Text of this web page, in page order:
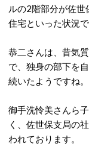
ルの2階部分が佐
住宅といった状況で
恭二さんは、昔気
で、独身の部下を
続いたようですね。
御手洗怜美さんら
く、佐世保支局の
われております。